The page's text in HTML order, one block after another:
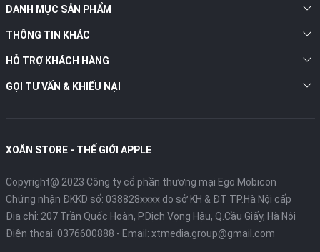
DANH MỤC SẢN PHẨM
THÔNG TIN KHÁC
HỖ TRỢ KHÁCH HÀNG
GỌI TƯ VẤN & KHIẾU NẠI
XOĂN STORE - THẾ GIỚI APPLE
Copyright@ 2023 Công ty cổ phần thương mại Ego Mobicon
Chứng nhận ĐKKD số: 038828xxxx do sở KH & ĐT TP.Hà Nội cấp
Địa chỉ: 207 Trần Quốc Hoàn, P.Dịch Vọng Hậu, Q.Cầu Giấy, Hà Nội
Điện thoại: 0376600888 - Email: xtmedia.group@gmail.com